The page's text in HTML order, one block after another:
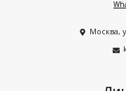
Москва,